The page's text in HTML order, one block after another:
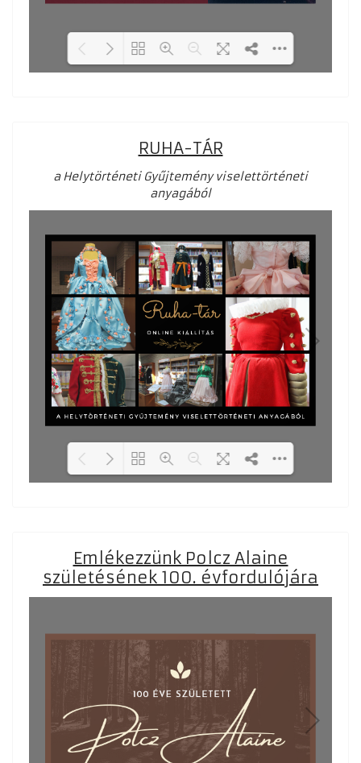
RUHA-TÁR
a Helytörténeti Gyűjtemény viselettörténeti
anyagából
Emlékezzünk Polcz Alaine
születésének 100. évfordulójára